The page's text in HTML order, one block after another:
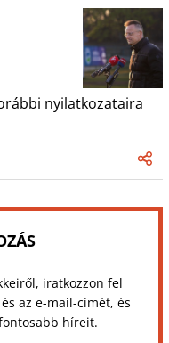
nyilatkozataira
iratkozzon fel
az e-mail-címét, és
híreit.